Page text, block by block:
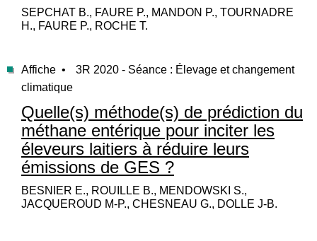
SEPCHAT B., FAURE P., MANDON P., TOURNADRE
H., FAURE P., ROCHE T.
Affiche •
3R 2020 - Séance : Élevage et changement
climatique
Quelle(s) méthode(s) de prédiction du
méthane entérique pour inciter les
éleveurs laitiers à réduire leurs
émissions de GES ?
BESNIER E., ROUILLE B., MENDOWSKI S.,
JACQUEROUD M-P., CHESNEAU G., DOLLE J-B.